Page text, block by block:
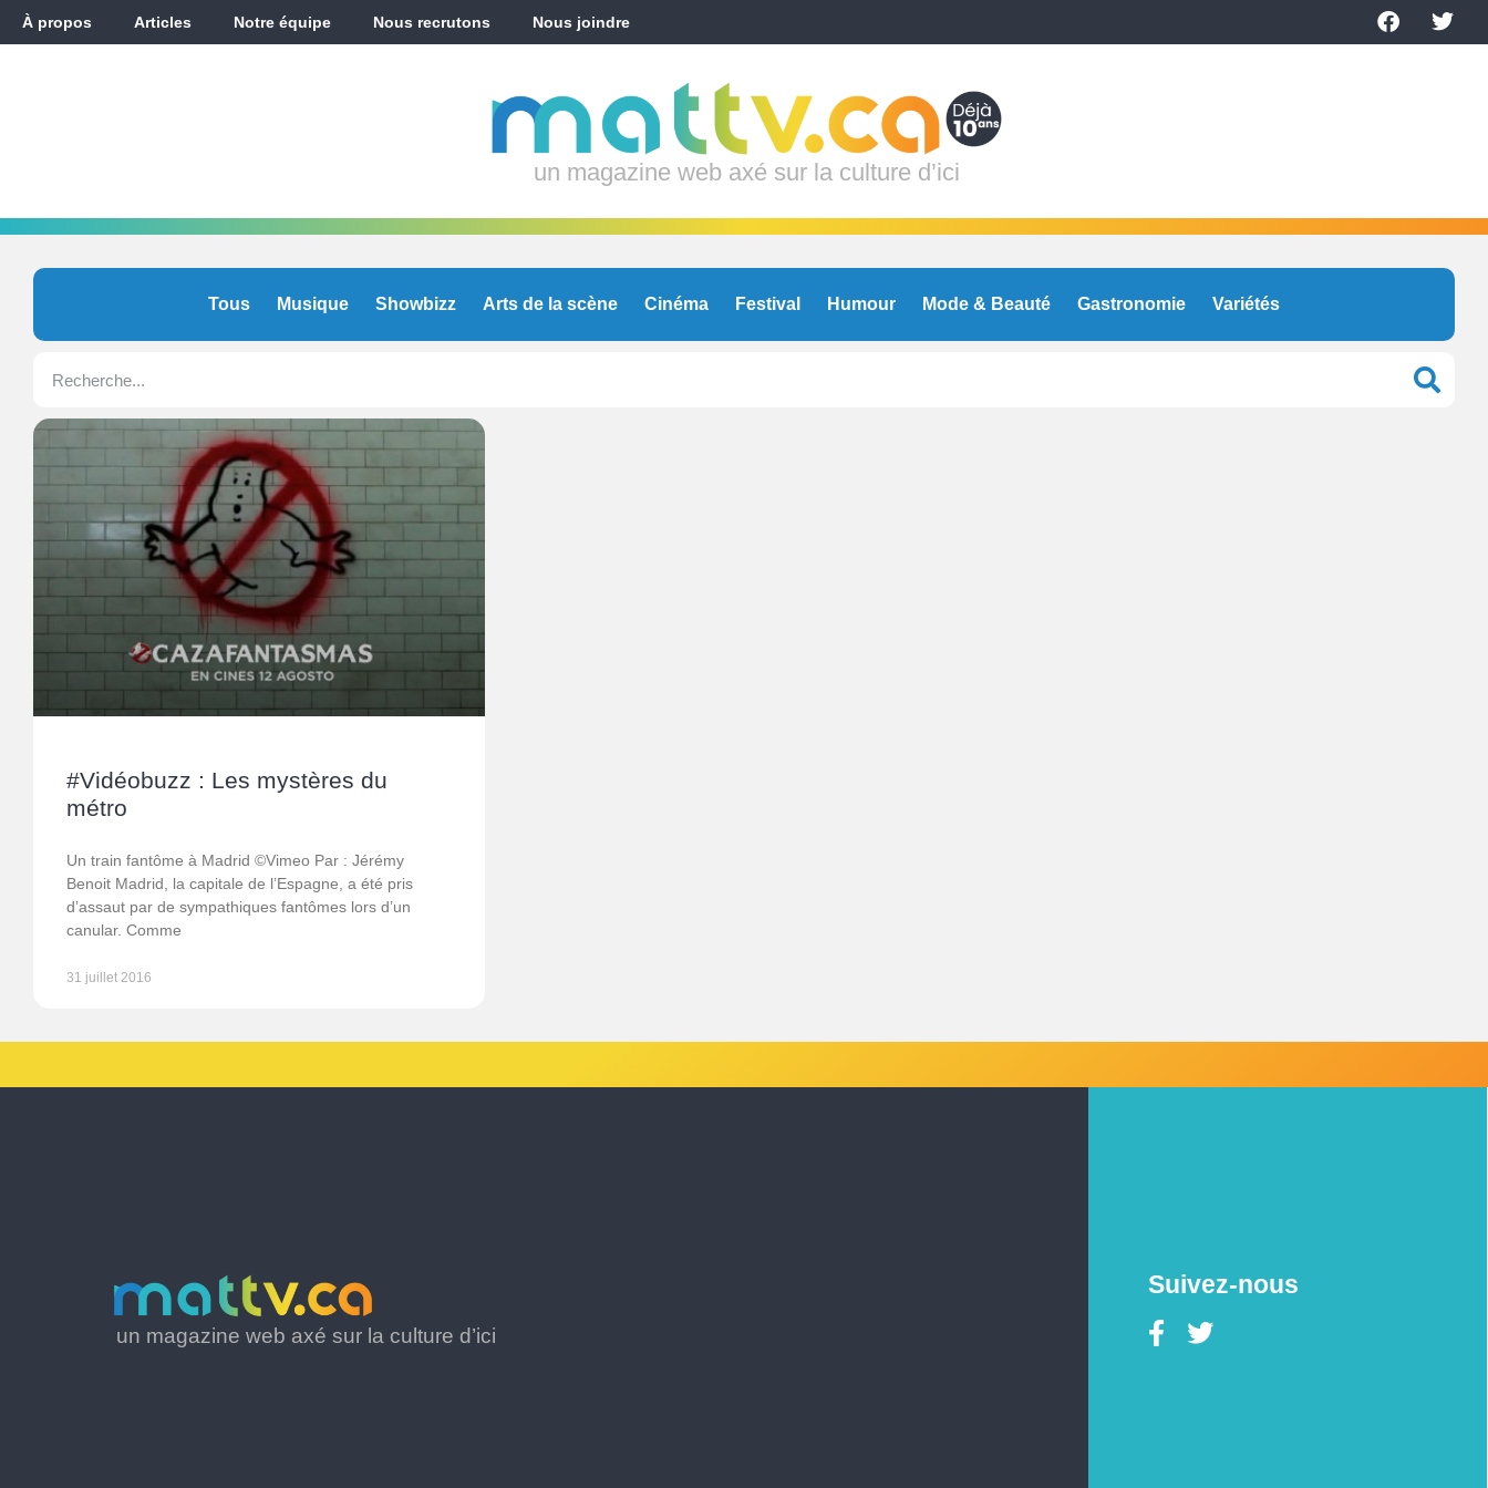
À propos Articles Notre équipe Nous recrutons Nous joindre
un magazine web axé sur la culture d’ici
Tous Musique Showbizz Arts de la scène Cinéma Festival Humour Mode & Beauté Gastronomie Variétés
#Vidéobuzz : Les mystères du
métro
Un train fantôme à Madrid ©Vimeo Par : Jérémy
Benoit Madrid, la capitale de l’Espagne, a été pris
d’assaut par de sympathiques fantômes lors d’un
canular. Comme
31 juillet 2016
un magazine web axé sur la culture d’ici
Suivez-nous